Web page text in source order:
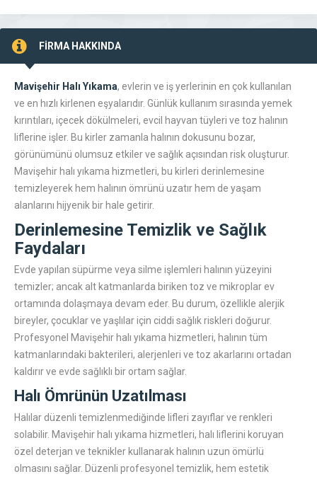
FİRMA HAKKINDA
Mavişehir Halı Yıkama, evlerin ve iş yerlerinin en çok kullanılan
ve en hızlı kirlenen eşyalarıdır. Günlük kullanım sırasında yemek
kırıntıları, içecek dökülmeleri, evcil hayvan tüyleri ve toz halının
liflerine işler. Bu kirler zamanla halının dokusunu bozar,
görünümünü olumsuz etkiler ve sağlık açısından risk oluşturur.
Mavişehir halı yıkama hizmetleri, bu kirleri derinlemesine
temizleyerek hem halının ömrünü uzatır hem de yaşam
alanlarını hijyenik bir hale getirir.
Derinlemesine Temizlik ve Sağlık
Faydaları
Evde yapılan süpürme veya silme işlemleri halının yüzeyini
temizler; ancak alt katmanlarda biriken toz ve mikroplar ev
ortamında dolaşmaya devam eder. Bu durum, özellikle alerjik
bireyler, çocuklar ve yaşlılar için ciddi sağlık riskleri doğurur.
Profesyonel Mavişehir halı yıkama hizmetleri, halının tüm
katmanlarındaki bakterileri, alerjenleri ve toz akarlarını ortadan
kaldırır ve evde sağlıklı bir ortam sağlar.
Halı Ömrünün Uzatılması
Halılar düzenli temizlenmediğinde lifleri zayıflar ve renkleri
solabilir. Mavişehir halı yıkama hizmetleri, halı liflerini koruyan
özel deterjan ve teknikler kullanarak halının uzun ömürlü
olmasını sağlar. Düzenli profesyonel temizlik, hem estetik